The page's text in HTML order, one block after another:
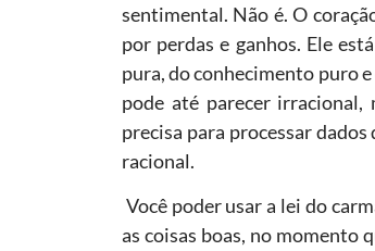
sentimental. Não é. O
por perdas e ganhos. Ele
pura, do conhecimento puro
pode até parecer irracional,
precisa para processar
racional.
Você poder usar a lei do
as coisas boas, no momento